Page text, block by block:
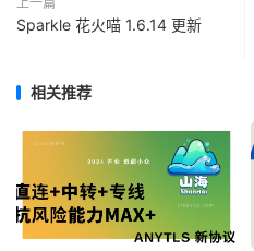
Sparkle 花火喵 1.6.14 更新
相关推荐